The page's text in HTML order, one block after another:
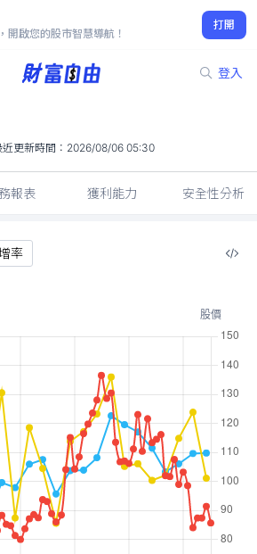
開啟您的股市智慧導航！
打開
登入
80.20
-1.47%
更新時間： 2026/08/06 05:30
報表 獲利能力 安全性分析
率